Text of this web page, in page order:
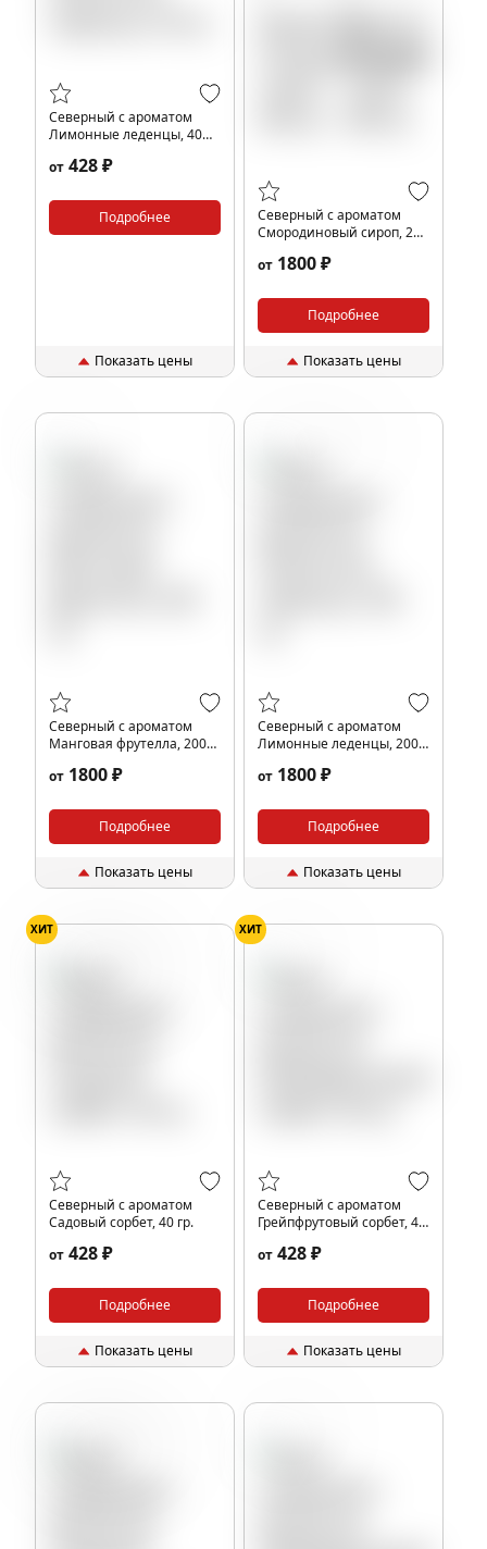
Северный с ароматом
Лимонные леденцы, 40
от 428 ₽
Подробнее
Показать цены
Северный с ароматом
Смородиновый сироп, 200
от 1800 ₽
Подробнее
Показать цены
Северный с ароматом
Манговая фрутелла, 200
от 1800 ₽
Подробнее
Показать цены
Северный с ароматом
Лимонные леденцы, 200
от 1800 ₽
Подробнее
Показать цены
ХИТ
Северный с ароматом
Садовый сорбет, 40 гр.
от 428 ₽
Подробнее
Показать цены
ХИТ
Северный с ароматом
Грейпфрутовый сорбет, 40
от 428 ₽
Подробнее
Показать цены